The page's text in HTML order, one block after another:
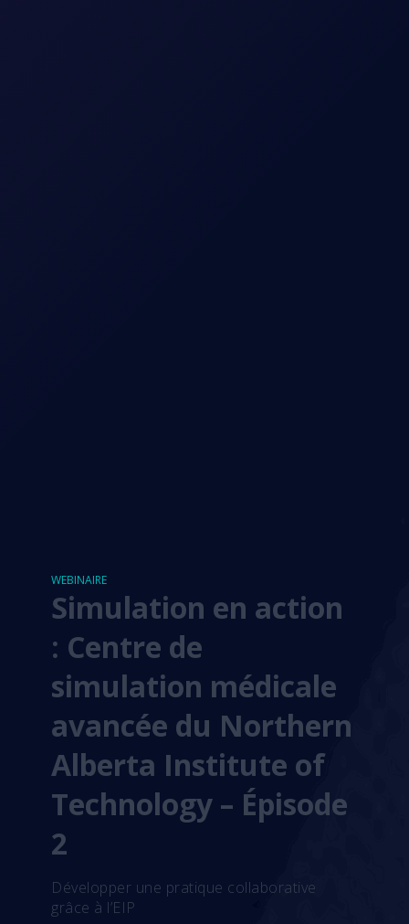
WEBINAIRE
Simulation en action
: Centre de
simulation médicale
avancée du Northern
Alberta Institute of
Technology – Épisode
2
Développer une pratique collaborative
grâce à l’EIP